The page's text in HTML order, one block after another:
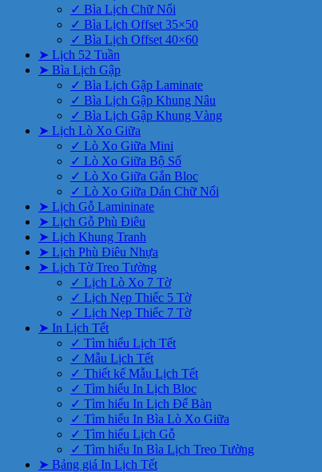
✓ Bìa Lịch Chữ Nổi
✓ Bìa Lịch Offset 35×50
✓ Bìa Lịch Offset 40×60
➤ Lịch 52 Tuần
➤ Bìa Lịch Gập
✓ Bìa Lịch Gập Laminate
✓ Bìa Lịch Gập Khung Nâu
✓ Bìa Lịch Gập Khung Vàng
➤ Lịch Lò Xo Giữa
✓ Lò Xo Giữa Mini
✓ Lò Xo Giữa Bộ Số
✓ Lò Xo Giữa Gắn Bloc
✓ Lò Xo Giữa Dán Chữ Nổi
➤ Lịch Gỗ Lamininate
➤ Lịch Gỗ Phù Điêu
➤ Lịch Khung Tranh
➤ Lịch Phù Điêu Nhựa
➤ Lịch Tờ Treo Tường
✓ Lịch Lò Xo 7 Tờ
✓ Lịch Nẹp Thiếc 5 Tờ
✓ Lịch Nẹp Thiếc 7 Tờ
➤ In Lịch Tết
✓ Tìm hiểu Lịch Tết
✓ Mẫu Lịch Tết
✓ Thiết kế Mẫu Lịch Tết
✓ Tìm hiểu In Lịch Bloc
✓ Tìm hiểu In Lịch Để Bàn
✓ Tìm hiểu In Bìa Lò Xo Giữa
✓ Tìm hiểu Lịch Gỗ
✓ Tìm hiểu In Bìa Lịch Treo Tường
➤ Bảng giá In Lịch Tết